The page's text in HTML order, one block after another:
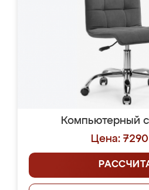
Компьютерный
Цена: